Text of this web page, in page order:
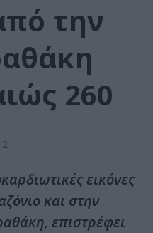
την
260
εικόνες
και στην
επιστρέφει